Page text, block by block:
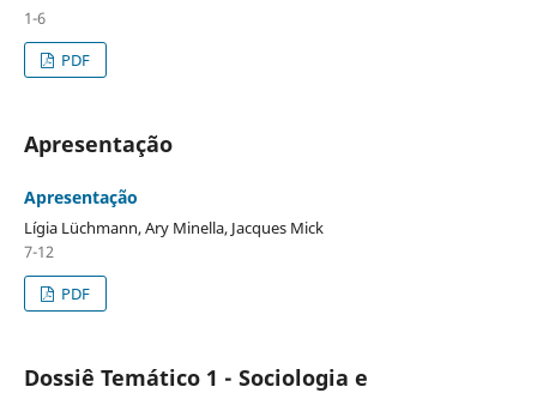
1-6
PDF
Apresentação
Apresentação
Lígia Lüchmann, Ary Minella, Jacques Mick
7-12
PDF
Dossiê Temático 1 - Sociologia e